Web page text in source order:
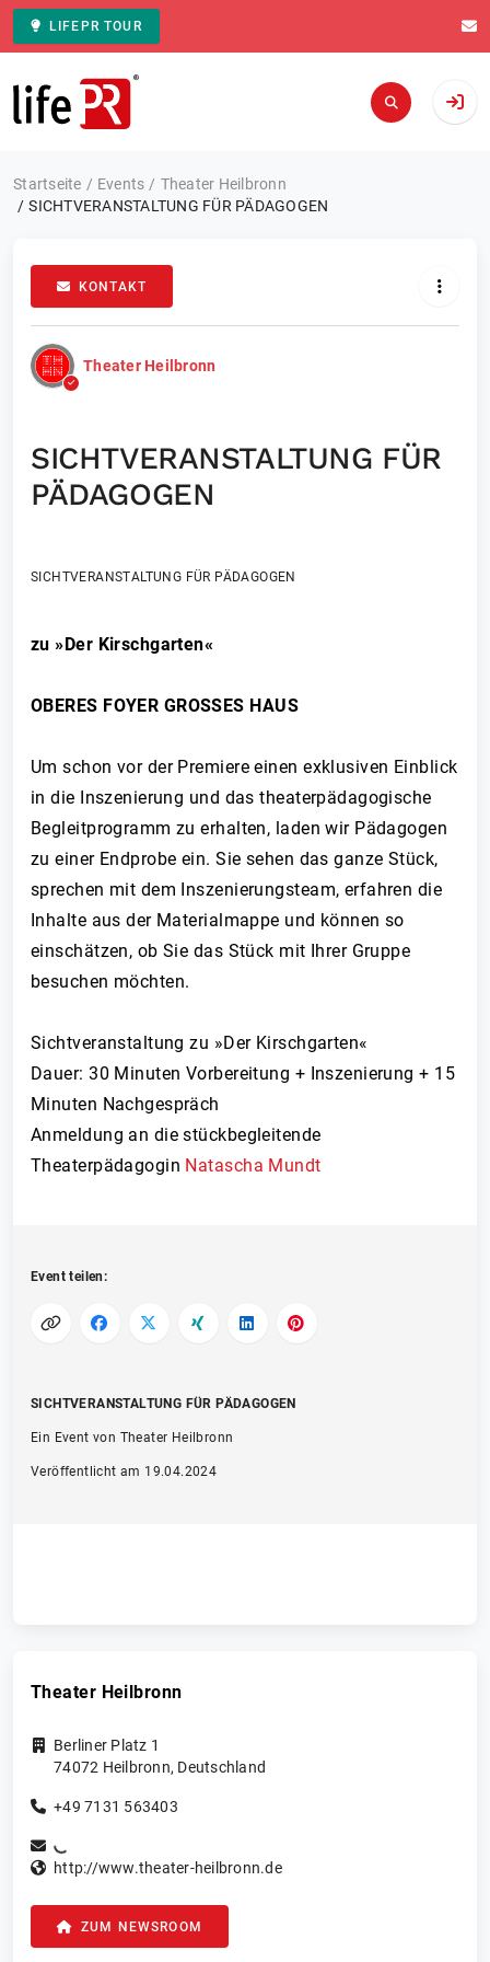
LIFEPR TOUR
Zur Startseite
Startseite Events
Theater Heilbronn
SICHTVERANSTALTUNG FÜR PÄDAGOGEN
KONTAKT
Theater Heilbronn
SICHTVERANSTALTUNG FÜR
PÄDAGOGEN
SICHTVERANSTALTUNG FÜR PÄDAGOGEN
zu »Der Kirschgarten«
OBERES FOYER GROSSES HAUS
Um schon vor der Premiere einen exklusiven Einblick
in die Inszenierung und das theaterpädagogische
Begleitprogramm zu erhalten, laden wir Pädagogen
zu einer Endprobe ein. Sie sehen das ganze Stück,
sprechen mit dem Inszenierungsteam, erfahren die
Inhalte aus der Materialmappe und können so
einschätzen, ob Sie das Stück mit Ihrer Gruppe
besuchen möchten.
Sichtveranstaltung zu »Der Kirschgarten«
Dauer: 30 Minuten Vorbereitung + Inszenierung + 15
Minuten Nachgespräch
Anmeldung an die stückbegleitende
Theaterpädagogin Natascha Mundt
Event teilen:
SICHTVERANSTALTUNG FÜR PÄDAGOGEN
Ein Event von Theater Heilbronn
Veröffentlicht am 19.04.2024
Theater Heilbronn
Berliner Platz 1
74072 Heilbronn, Deutschland
+49 7131 563403
http://www.theater-heilbronn.de
ZUM NEWSROOM